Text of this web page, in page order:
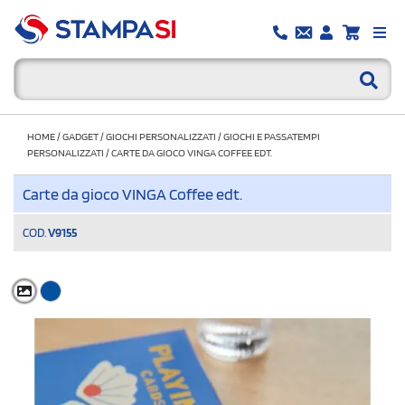
HOME/GADGET/GIOCHI PERSONALIZZATI /GIOCHI E PASSATEMPI
PERSONALIZZATI /CARTE DA GIOCO VINGA COFFEE EDT.
Carte da gioco VINGA Coffee edt.
COD. V9155